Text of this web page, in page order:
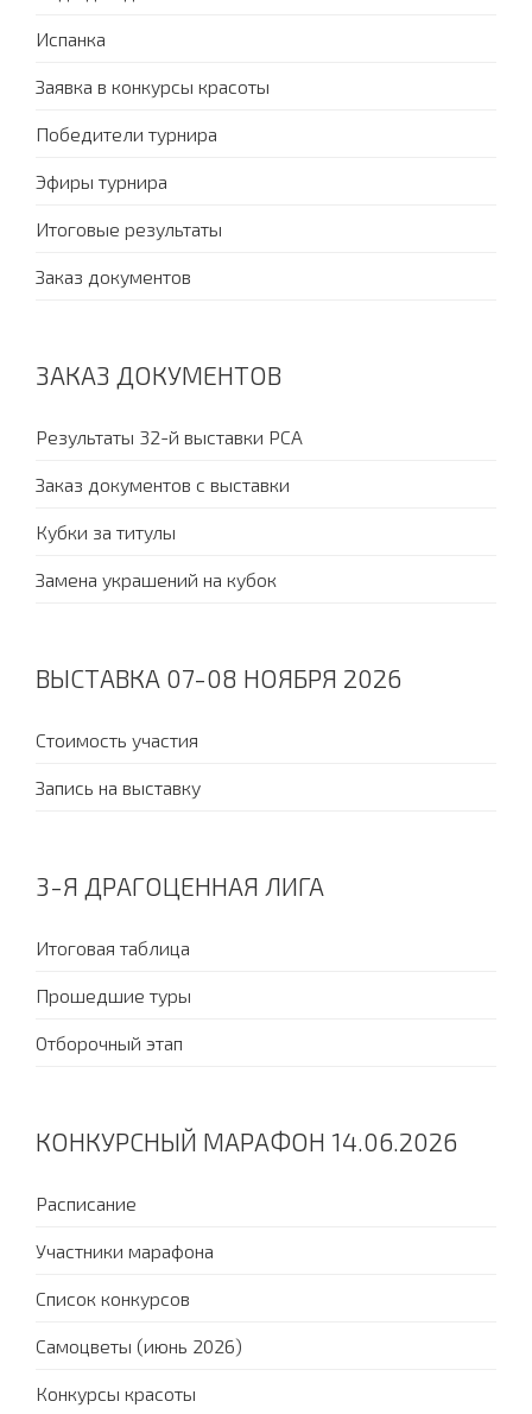
Испанка
Заявка в конкурсы красоты
Победители турнира
Эфиры турнира
Итоговые результаты
Заказ документов
ЗАКАЗ ДОКУМЕНТОВ
Результаты 32-й выставки PCA
Заказ документов с выставки
Кубки за титулы
Замена украшений на кубок
ВЫСТАВКА 07-08 НОЯБРЯ 2026
Стоимость участия
Запись на выставку
3-Я ДРАГОЦЕННАЯ ЛИГА
Итоговая таблица
Прошедшие туры
Отборочный этап
КОНКУРСНЫЙ МАРАФОН 14.06.2026
Расписание
Участники марафона
Список конкурсов
Самоцветы (июнь 2026)
Конкурсы красоты